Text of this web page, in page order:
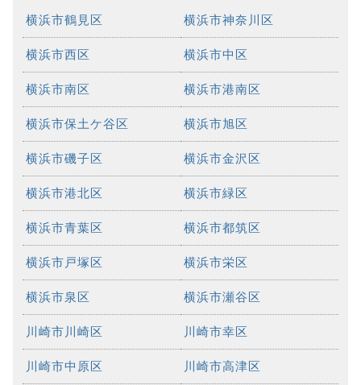
横浜市鶴見区 横浜市神奈川区
横浜市西区 横浜市中区
横浜市南区 横浜市港南区
横浜市保土ケ谷区 横浜市旭区
横浜市磯子区 横浜市金沢区
横浜市港北区 横浜市緑区
横浜市青葉区 横浜市都筑区
横浜市戸塚区 横浜市栄区
横浜市泉区 横浜市瀬谷区
川崎市川崎区 川崎市幸区
川崎市中原区 川崎市高津区